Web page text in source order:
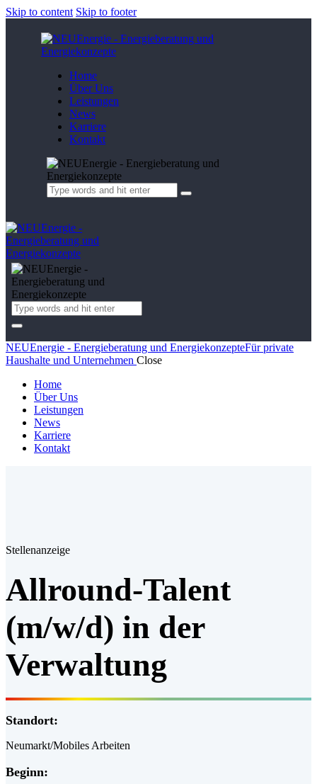
Skip to content Skip to footer
Home
Über Uns
Leistungen
News
Karriere
Kontakt
NEUEnergie - Energieberatung und EnergiekonzepteFür private
Haushalte und Unternehmen Close
Home
Über Uns
Leistungen
News
Karriere
Kontakt
Stellenanzeige
Allround-Talent
(m/w/d) in der
Verwaltung
Standort:
Neumarkt/Mobiles Arbeiten
Beginn: